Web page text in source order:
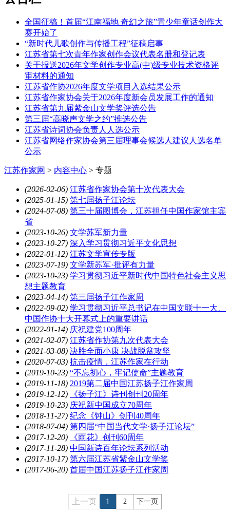
全国征稿！首届“江南福地 奇幻之旅”青少年童话创作大
赛开始了
“新时代儿歌创作与传播工程”征稿启事
江苏省第七次青年作家创作会议代表名册和登记表
关于报送2026年文学创作专业高(中)级专业技术资格评
审材料的通知
江苏省作协2026年度文学项目入选结果公示
江苏省作家协会关于2026年度新会员发展工作的通知
江苏省第九届紫金山文学奖评选公告
第三届“高晓声文学之约”推选公告
江苏省诗词协会负责人人选公示
江苏省网络作家协会第三届理事会候选人建议人选名单
公示
江苏作家网 > 内容中心 > 专题
(2026-02-06) 江苏省作家协会第十次代表大会
(2025-01-15) 第七届扬子江论坛
(2024-07-08) 第三十届图博会，江苏担任中国作家馆主宾
省
(2023-10-26) 文学苏军新力量
(2023-10-27) 深入学习贯彻习近平文化思想
(2022-01-12) 江苏文学宣传专版
(2023-07-19) 文学新苏军·批评有力量
(2023-10-23) 学习贯彻习近平新时代中国特色社会主义思
想主题教育
(2023-04-14) 第三届扬子江作家周
(2022-09-02) 学习贯彻习近平总书记在中国文联十一大、
中国作协十大开幕式上的重要讲话
(2022-01-14) 庆祝建党100周年
(2021-02-07) 江苏省作协第九次代表大会
(2021-03-08) 决胜全面小康 决战脱贫攻坚
(2020-07-03) 抗击疫情，江苏作家在行动
(2019-10-23) “不忘初心，牢记使命”主题教育
(2019-11-18) 2019第二届中国江苏扬子江作家周
(2019-12-12)
《扬子江》诗刊创刊20周年
(2019-10-23) 庆祝新中国成立70周年
(2018-11-27) 纪念《钟山》创刊40周年
(2018-07-04) 第四届“中国当代文学·扬子江论坛”
(2017-12-20)
《雨花》创刊60周年
(2017-11-28) 中国新诗百年论坛系列活动
(2017-10-17) 第六届江苏省紫金山文学奖
(2017-06-20) 首届中国江苏扬子江作家周
上一页 1 2 下一页